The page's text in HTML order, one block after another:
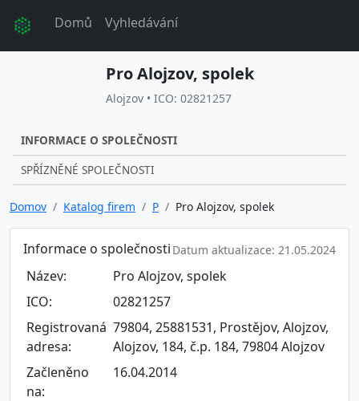
Domů Vyhledávání
Pro Alojzov, spolek
Alojzov • ICO: 02821257
INFORMACE O SPOLEČNOSTI
SPŘÍZNĚNÉ SPOLEČNOSTI
Domov Katalog firem P Pro Alojzov, spolek
Informace o společnosti Datum aktualizace: 21.05.2024
Název:
Pro Alojzov, spolek
ICO:
02821257
Registrovaná
adresa:
79804, 25881531, Prostějov, Alojzov,
Alojzov, 184, č.p. 184, 79804 Alojzov
Začleněno
na:
16.04.2014